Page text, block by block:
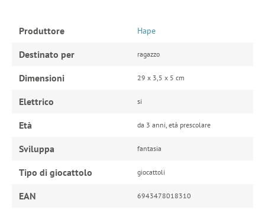
Produttore Hape
Destinato per ragazzo
Dimensioni 29 x 3,5 x 5 cm
Elettrico si
Età da 3 anni, età prescolare
Sviluppa fantasia
Tipo di giocattolo giocattoli
EAN 6943478018310